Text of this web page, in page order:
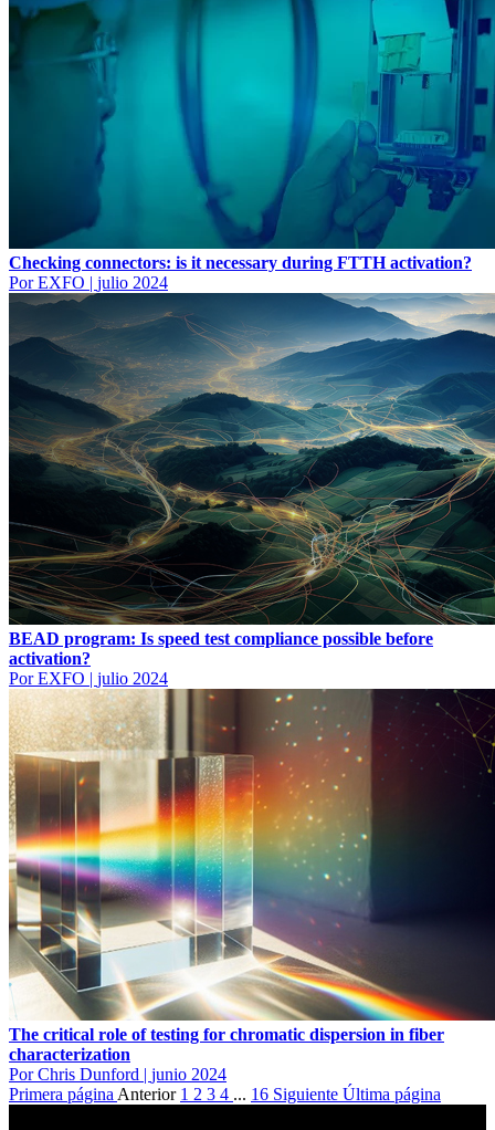
Checking connectors: is it necessary during FTTH activation?
Por EXFO | julio 2024
BEAD program: Is speed test compliance possible before
activation?
Por EXFO | julio 2024
The critical role of testing for chromatic dispersion in fiber
characterization
Por Chris Dunford | junio 2024
Primera página Anterior 1 2 3 4 ... 16 Siguiente Última página